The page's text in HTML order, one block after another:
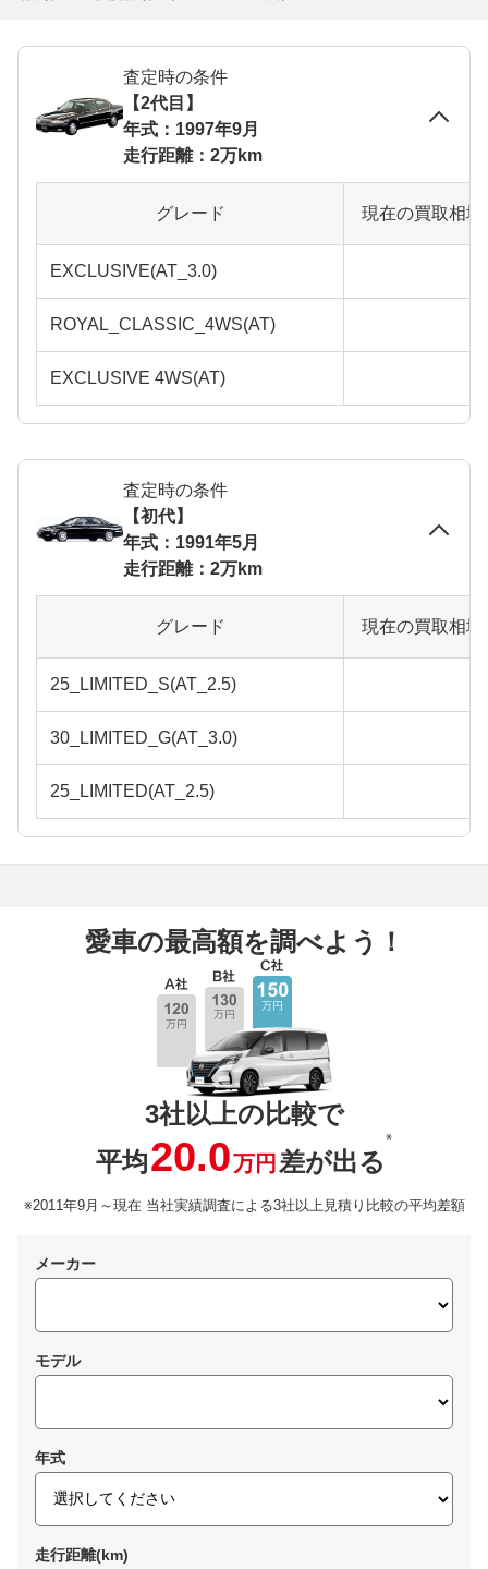
査定時の条件
【2代目】
年式：1997年9月
走行距離：2万km
グレード 現在の買取相
EXCLUSIVE(AT_3.0)
ROYAL_CLASSIC_4WS(AT)
EXCLUSIVE 4WS(AT)
査定時の条件
【初代】
年式：1991年5月
走行距離：2万km
グレード 現在の買取相
25_LIMITED_S(AT_2.5)
30_LIMITED_G(AT_3.0)
25_LIMITED(AT_2.5)
愛車の最高額を調べよう！
3社以上の比較で
平均20.0万円 差が出る
※
※2011年9月～現在 当社実績調査による3社以上見積り比較の平均差額
メーカー
モデル
年式
走行距離(km)